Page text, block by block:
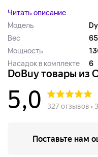
Читать описание
Модель
Вес
Мощность
Насадок в комплекте
6